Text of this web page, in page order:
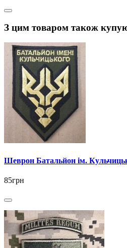
З цим товаром також
Шеврон Батальйон ім.
85грн